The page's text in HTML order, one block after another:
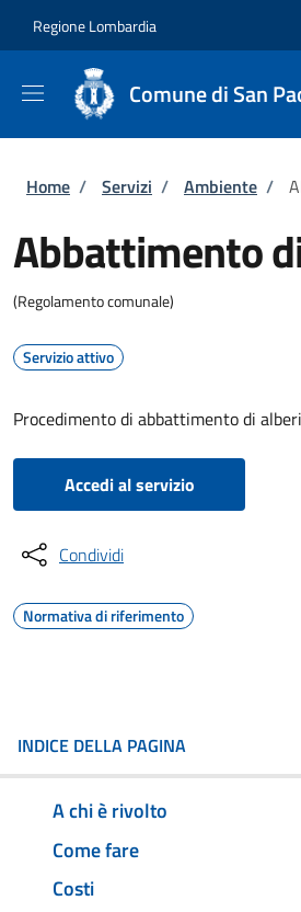
Regione Lombardia
Comune di San
Briciole di pane
Home / Servizi / Ambiente /
Abbattimento
(Regolamento comunale)
Servizio attivo
Procedimento di abbattimento di alberi
Accedi al servizio
Condividi
Normativa di riferimento
INDICE DELLA PAGINA
A chi è rivolto
Come fare
Costi